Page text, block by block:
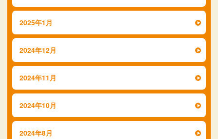
2025年1月
2024年12月
2024年11月
2024年10月
2024年8月